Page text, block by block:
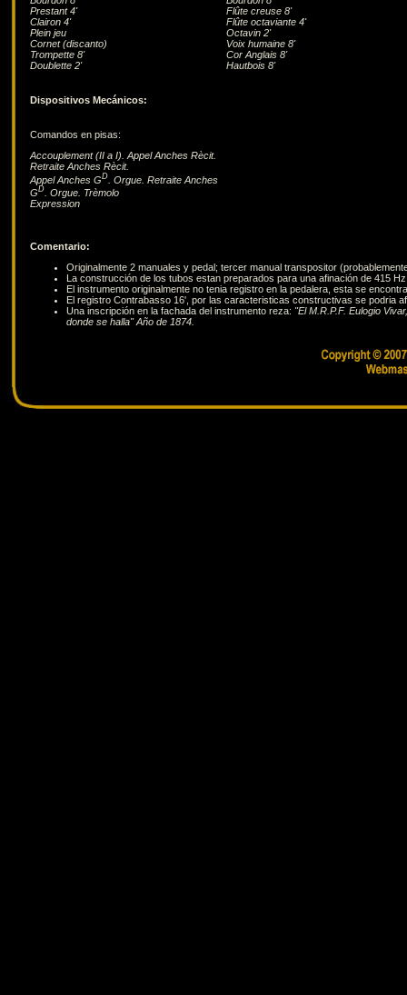
Prestant 4'
Clairon 4'
Plein jeu
Cornet (discanto)
Trompette 8'
Doublette 2'
Flûte creuse 8'
Flûte octaviante 4'
Octavin 2'
Voix humaine 8'
Cor Anglais 8'
Hautbois 8'
Dispositivos Mecánicos:
Comandos en pisas:
Accouplement (II a I). Appel Anches Rècit.
Retraite Anches Rècit.
Appel Anches GD . Orgue. Retraite Anches
GD . Orgue. Trèmolo
Expression
Comentario:
Originalmente 2 manuales y pedal; tercer manual transpositor
La construcción de los tubos estan preparados para una afinación de 415
El instrumento originalmente no tenia registro en la pedalera, esta se
El registro Contrabasso 16', por las caracteristicas constructivas se podria
Una inscripción en la fachada del instrumento reza: "El M.R.P.F. Eulogio
donde se halla" Año de 1874.